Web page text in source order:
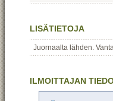
LISÄTIETOJA
Juornaalta lähden.
ILMOITTAJAN